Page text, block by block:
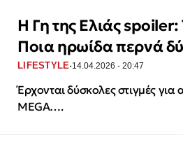
Η Γη της Ελιάς
Ποια ηρωίδα περνά
LIFESTYLE·14.04.2026 - 20:47
Έρχονται δύσκολες στιγμές
MEGA….